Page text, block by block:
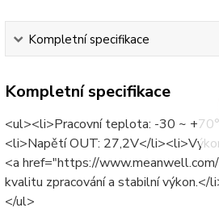
Kompletní specifikace
Kompletní specifikace
<ul><li>Pracovní teplota: -30 ~
<li>Napětí OUT: 27,2V</
<a href="https://
kvalitu zpracování a stabilní
</ul>